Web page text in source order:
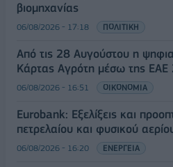
βιομηχανίας
06/08/2026 - 17:18 ΠΟΛΙΤΙΚΗ
Από τις 28 Αυγούστου η
Κάρτας Αγρότη μέσω της
06/08/2026 - 16:51 ΟΙΚΟΝΟΜΙΑ
Eurobank: Εξελίξεις και
πετρελαίου και φυσικού
06/08/2026 - 16:20 ΕΝΕΡΓΕΙΑ